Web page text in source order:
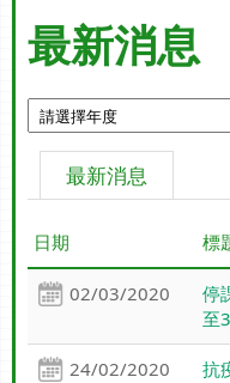
最新消息
最新消息
日期 標
02/03/2020
停
至
24/02/2020 抗